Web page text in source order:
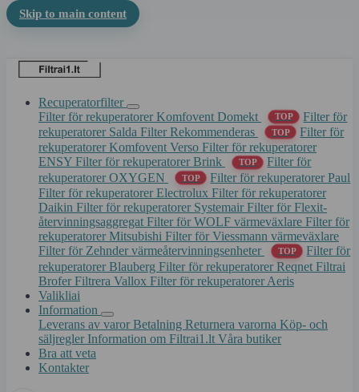
Skip to main content
Recuperatorfilter
Filter för rekuperatorer Komfovent Domekt
TOP
Filter för
rekuperatorer Salda Filter Rekommenderas TOP
Filter för
rekuperatorer Komfovent Verso Filter för rekuperatorer
ENSY Filter för rekuperatorer Brink TOP
Filter för
rekuperatorer OXYGEN
TOP
Filter för rekuperatorer Paul
Filter för rekuperatorer Electrolux Filter för rekuperatorer
Daikin Filter för rekuperatorer Systemair Filter för Flexit-
återvinningsaggregat Filter för WOLF värmeväxlare Filter för
rekuperatorer Mitsubishi Filter för Viessmann värmeväxlare
Filter för Zehnder värmeåtervinningsenheter
TOP
Filter för
rekuperatorer Blauberg Filter för rekuperatorer Reqnet Filtrai
Brofer Filtrera Vallox Filter för rekuperatorer Aeris
Valikliai
Information
Leverans av varor Betalning Returnera varorna Köp- och
säljregler Information om Filtrai1.lt Våra butiker
Bra att veta
Kontakter